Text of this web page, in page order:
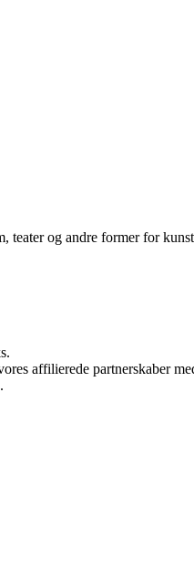
og andre former for
affilierede partnerskaber